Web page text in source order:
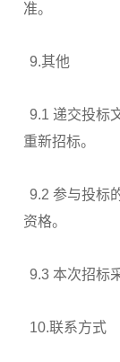
准。
9.其他
9.1 递交投标
重新招标。
9.2 参与投标
资格。
9.3 本次招标
10.联系方式